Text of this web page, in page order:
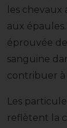
les
aux
éprouvée
sanguine
contribuer à
Les
reflètent la